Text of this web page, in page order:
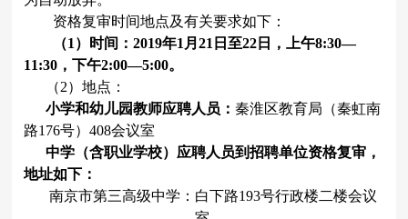
资格复审时间地点及有关要求如下：
（1 ）时间：2019年1 月21 日至22 日，上午8:30—
11:30 ，下午2:00—5:00。
（2）地点：
小学和幼儿园教师应聘人员：秦淮区教育局（秦虹南
路176号）408会议室
中学（含职业学校）应聘人员到招聘单位资格复审，
地址如下：
南京市第三高级中学：白下路193号行政楼二楼会议